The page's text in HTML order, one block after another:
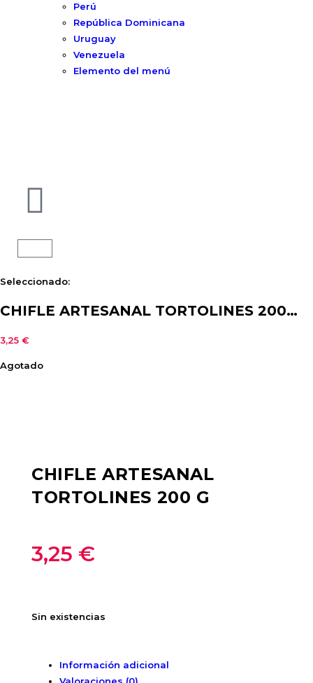
Perú
República Dominicana
Uruguay
Venezuela
Elemento del menú
Seleccionado:
CHIFLE ARTESANAL TORTOLINES 200…
3,25 €
Agotado
CHIFLE ARTESANAL
TORTOLINES 200 G
3,25 €
Sin existencias
Información adicional
Valoraciones (0)